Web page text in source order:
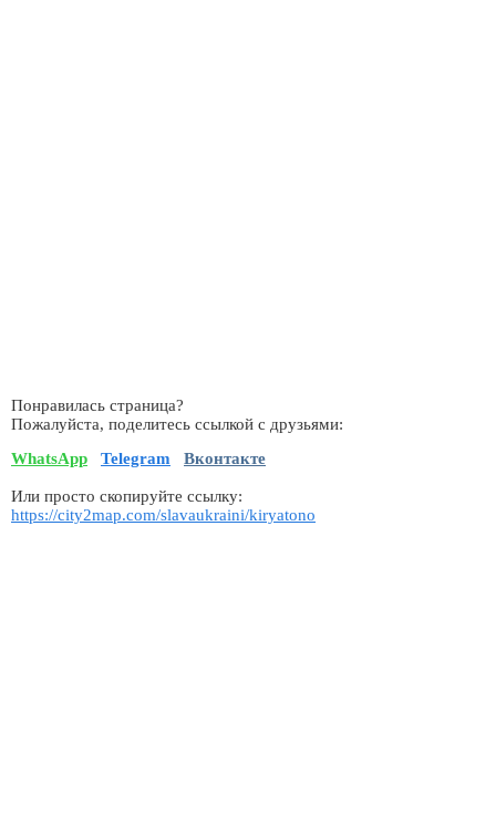
Понравилась страница?
Пожалуйста, поделитесь ссылкой с друзьями:
WhatsApp
Telegram Вконтакте
Или просто скопируйте ссылку:
https://city2map.com/slavaukraini/kiryatono